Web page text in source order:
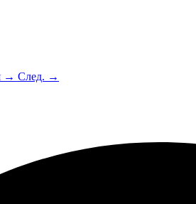
→ След. →